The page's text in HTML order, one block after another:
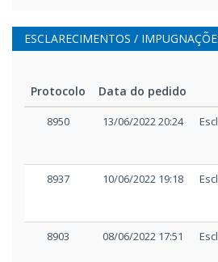
ESCLARECIMENTOS /
Protocolo Data do pedido
8950 13/06/2022 20:24
8937
10/06/2022 19:18
8903
08/06/2022 17:51